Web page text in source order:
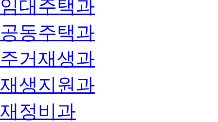
임대주택과
공동주택과
주거재생과
재생지원과
재정비과